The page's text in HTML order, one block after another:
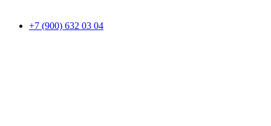
+7 (900) 632 03 04